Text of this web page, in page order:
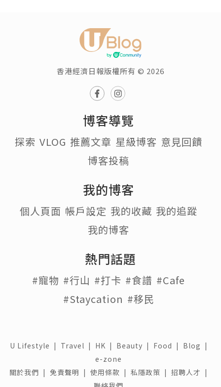
香港經濟日報版權所有 © 2026
博客導覽
探索 VLOG 推薦文章 星級博客 意見回饋
博客投稿
我的博客
個人頁面 帳戶設定 我的收藏 我的追蹤
我的博客
熱門話題
#寵物 #行山 #打卡 #食譜 #Cafe
#Staycation #移民
U Lifestyle | Travel | HK | Beauty | Food | Blog |
e-zone
關於我們 | 免責聲明 | 使用條款 | 私隱政策 | 招聘人才 |